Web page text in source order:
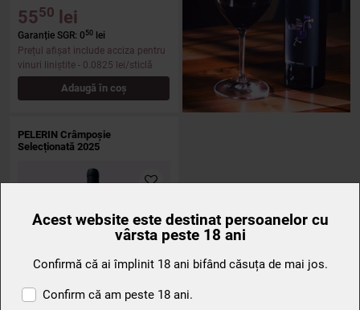
5550 lei
Garanție SGR: 0 50 lei
Prețul afișat include acciza pentru
vinuri liniștite - 0.0825 lei/sticlă
Adaugă în coș
PELERIN Crâmpoșie
Selecționată 2025
Acest website este destinat persoanelor cu
vârsta peste 18 ani
Confirmă că ai împlinit 18 ani bifând căsuța de mai jos.
Confirm că am peste 18 ani.